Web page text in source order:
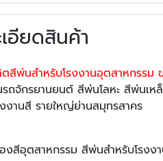
อียดสินค้า
ตสีพ่นสำหรับโรงงานอุตสาหกรรม
ถจักรยานยนต์ สีพ่นโลหะ สีพ่นเ
งงานสี รายใหญ่ย่านสมุทรสาคร
องสีอุตสาหกรรม สีพ่นสำหรับโรงง